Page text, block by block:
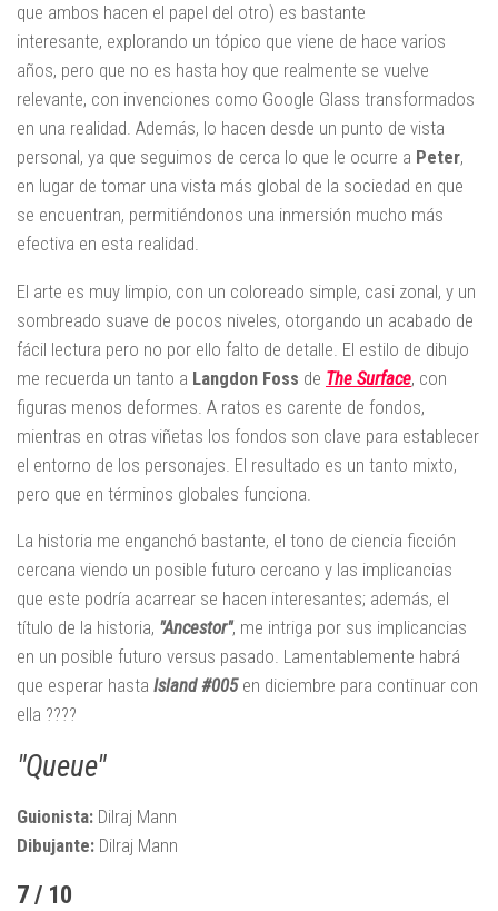
que ambos hacen el papel del otro) es bastante
interesante, explorando un tópico que viene de hace varios
años, pero que no es hasta hoy que realmente se vuelve
relevante, con invenciones como Google Glass transformados
en una realidad. Además, lo hacen desde un punto de vista
personal, ya que seguimos de cerca lo que le ocurre a Peter,
en lugar de tomar una vista más global de la sociedad en que
se encuentran, permitiéndonos una inmersión mucho más
efectiva en esta realidad.
El arte es muy limpio, con un coloreado simple, casi zonal, y un
sombreado suave de pocos niveles, otorgando un acabado de
fácil lectura pero no por ello falto de detalle. El estilo de dibujo
me recuerda un tanto a Langdon Foss de The Surface, con
figuras menos deformes. A ratos es carente de fondos,
mientras en otras viñetas los fondos son clave para establecer
el entorno de los personajes. El resultado es un tanto mixto,
pero que en términos globales funciona.
La historia me enganchó bastante, el tono de ciencia ficción
cercana viendo un posible futuro cercano y las implicancias
que este podría acarrear se hacen interesantes; además, el
título de la historia, "Ancestor", me intriga por sus implicancias
en un posible futuro versus pasado. Lamentablemente habrá
que esperar hasta Island #005en diciembre para continuar con
ella ????
"Queue"
Guionista: Dilraj Mann
Dibujante: Dilraj Mann
7 / 10